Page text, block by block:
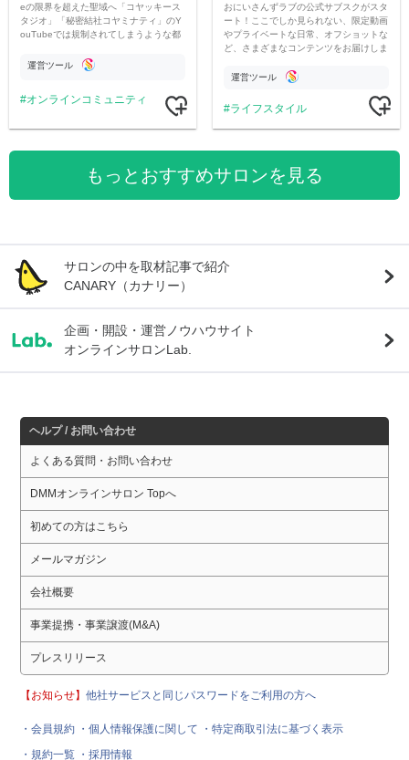
eの限界を超えた聖域へ「コヤッキース
タジオ」「秘密結社コヤミナティ」のY
ouTubeでは規制されてしまうような都
公開。
運営ツール
オンラインコミュニティ
おにいさんずラブの公式サブスクがスタ
ート！ここでしか見られない、限定動画
やプライベートな日常、オフショットな
ど、さまざまなコンテンツをお届けしま
運営ツール
ライフスタイル
もっとおすすめサロンを見る
サロンの中を取材記事で紹介
CANARY（カナリー）
企画・開設・運営ノウハウサイト
オンラインサロンLab.
ヘルプ / お問い合わせ
よくある質問・お問い合わせ
DMMオンラインサロン Topへ
初めての方はこちら
メールマガジン
会社概要
事業提携・事業譲渡(M&A)
プレスリリース
【お知らせ】他社サービスと同じパスワードをご利用の方へ
・会員規約 ・個人情報保護に関して
・特定商取引法に基づく表示
・規約一覧 ・採用情報